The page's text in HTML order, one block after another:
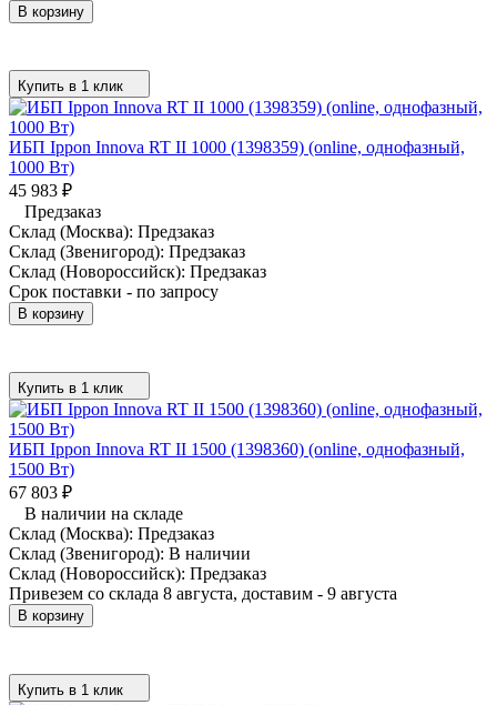
В корзину
Купить в 1 клик
ИБП Ippon Innova RT II 1000 (1398359) (online, однофазный,
1000 Вт)
45 983 ₽
Предзаказ
Склад (Москва): Предзаказ
Склад (Звенигород): Предзаказ
Склад (Новороссийск): Предзаказ
Срок поставки - по запросу
В корзину
Купить в 1 клик
ИБП Ippon Innova RT II 1500 (1398360) (online, однофазный,
1500 Вт)
67 803 ₽
В наличии на складе
Склад (Москва): Предзаказ
Склад (Звенигород): В наличии
Склад (Новороссийск): Предзаказ
Привезем со склада 8 августа, доставим - 9 августа
В корзину
Купить в 1 клик